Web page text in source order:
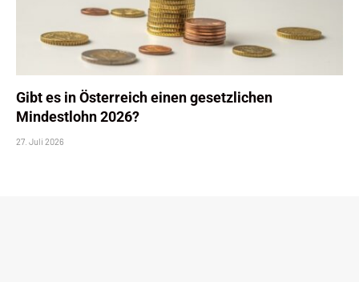
Gibt es in Österreich einen gesetzlichen
Mindestlohn 2026?
27. Juli 2026